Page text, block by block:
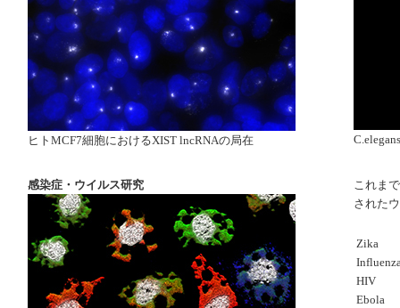
ヒトMCF7細胞におけるXIST lncRNAの局在
感染症・ウイルス研究
これま
された
Zika
HIV
Ebola